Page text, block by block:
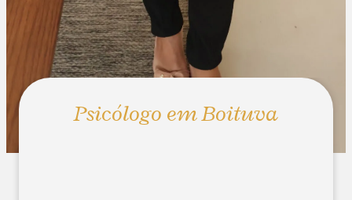
Psicólogo em Boituva